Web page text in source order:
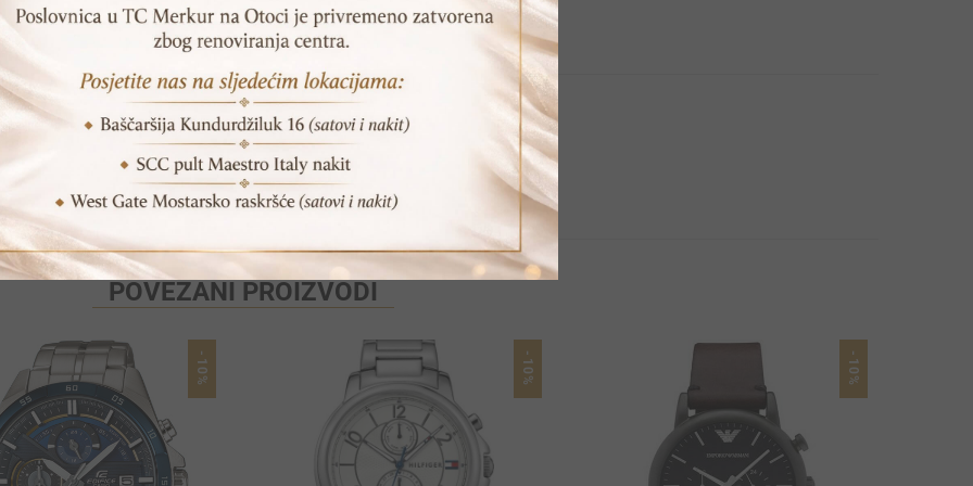
Print Pošalji prijatelju
POVEZANI PROIZVODI
-10% -10% -10%